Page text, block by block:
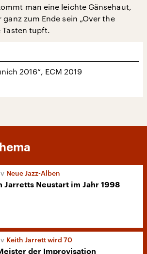
man eine leichte Gänsehaut,
zum Ende sein „Over the
Tasten tupft.
2016“, ECM 2019
Neue Jazz-Alben
Jarretts Neustart im Jahr 1998
Keith Jarrett wird 70
der Improvisation